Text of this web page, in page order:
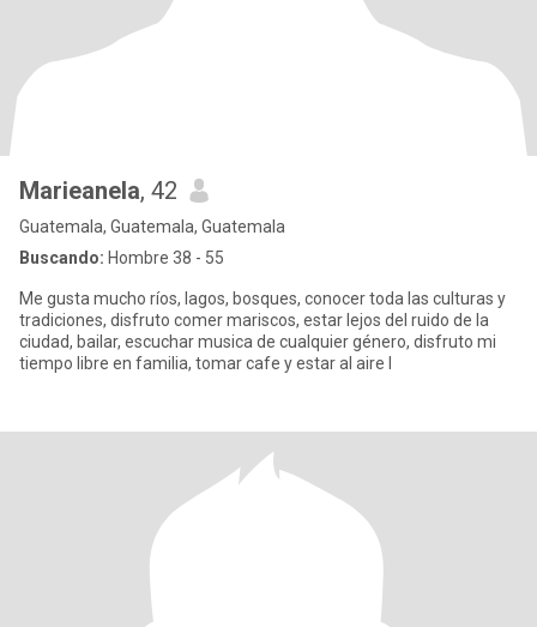
Marieanela, 42
Guatemala, Guatemala, Guatemala
Buscando: Hombre 38 - 55
Me gusta mucho ríos, lagos, bosques, conocer toda las culturas y
tradiciones, disfruto comer mariscos, estar lejos del ruido de la
ciudad, bailar, escuchar musica de cualquier género, disfruto mi
tiempo libre en familia, tomar cafe y estar al aire l